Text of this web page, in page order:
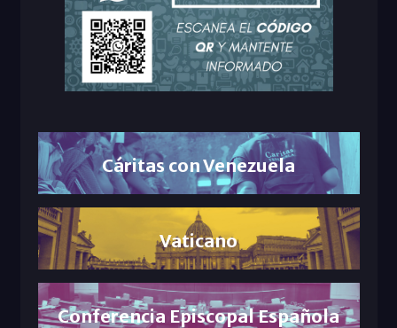
Cáritas con Venezuela
Vaticano
Conferencia Episcopal Española